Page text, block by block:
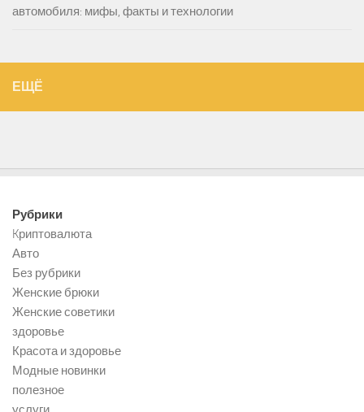
автомобиля: мифы, факты и технологии
ЕЩЁ
Рубрики
Kриптовалюта
Авто
Без рубрики
Женские брюки
Женские советики
здоровье
Красота и здоровье
Модные новинки
полезное